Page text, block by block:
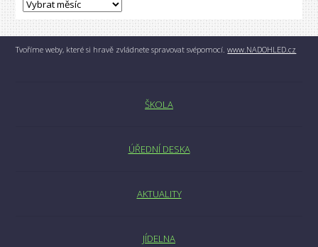
Tvoříme weby, které si hravě zvládnete spravovat svépomocí.www.NADOHLED.cz
ŠKOLA
ÚŘEDNÍ DESKA
AKTUALITY
JÍDELNA